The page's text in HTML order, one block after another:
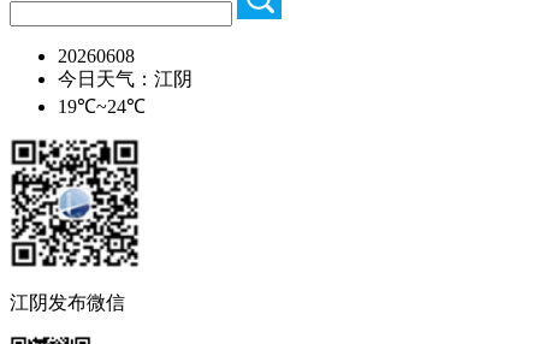
20260608
今日天气：江阴
19℃~24℃
江阴发布微信